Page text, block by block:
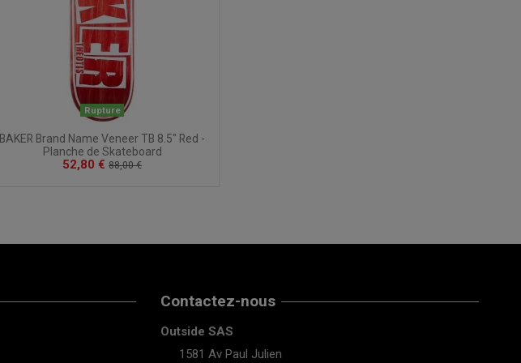
Rupture
BAKER Brand Name Veneer TB 8.5" Red -
Planche de Skateboard
52,80 € 88,00 €
Contactez-nous
Outside SAS
1581 Av Paul Julien